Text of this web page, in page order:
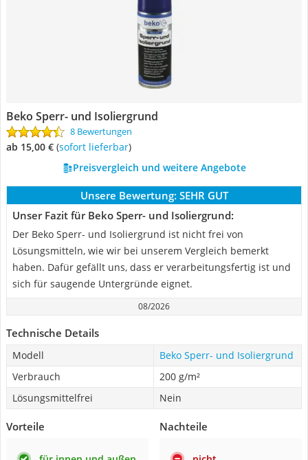
Beko Sperr- und Isoliergrund
8 Bewertungen
ab 15,00 € ( Sofort lieferbar)
Preisvergleich und weitere Angebote
Unsere Bewertung: SEHR GUT
Unser Fazit für Beko Sperr- und Isoliergrund:
Der Beko Sperr- und Isoliergrund ist nicht frei von
Lösungsmitteln, wie wir bei unserem Vergleich bemerkt
haben. Dafür gefällt uns, dass er verarbeitungsfertig ist und
sich für saugende Untergründe eignet.
08/2026
Technische Details
Modell
Beko Sperr- und Isoliergrund
Verbrauch
200 g/m²
Lösungsmittelfrei
Nein
Vorteile Nachteile